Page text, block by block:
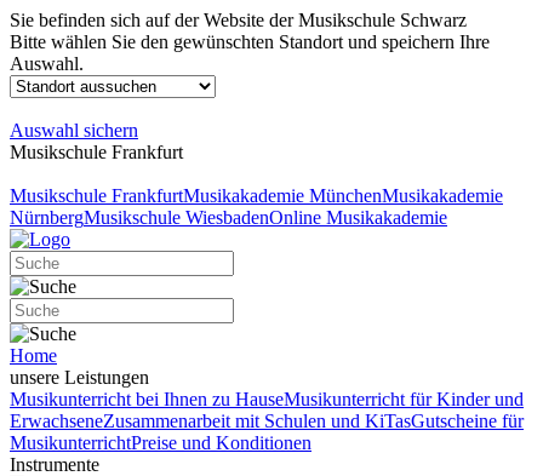
Sie befinden sich auf der Website der Musikschule Schwarz
Bitte wählen Sie den gewünschten Standort und speichern Ihre
Auswahl.
Auswahl sichern
Musikschule Frankfurt
Musikschule FrankfurtMusikakademie MünchenMusikakademie
NürnbergMusikschule WiesbadenOnline Musikakademie
Home
unsere Leistungen
Musikunterricht bei Ihnen zu HauseMusikunterricht für Kinder und
ErwachseneZusammenarbeit mit Schulen und KiTasGutscheine für
MusikunterrichtPreise und Konditionen
Instrumente